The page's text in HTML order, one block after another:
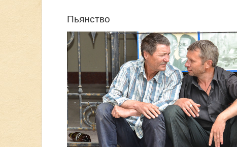
Пьянство